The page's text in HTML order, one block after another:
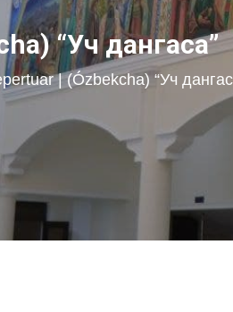
“Уч дангаса”
| (Ózbekcha) “Уч